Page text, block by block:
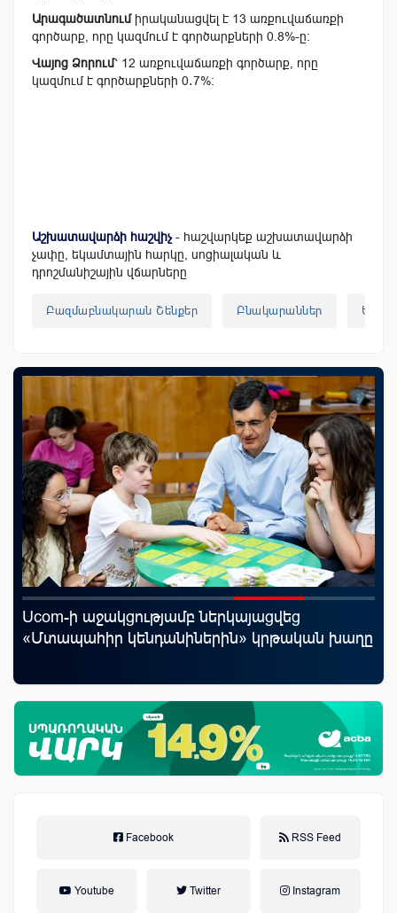
Արագածատնումիրականացվել է 13 առքուվաճառքի
գործարք, որը կազմում է գործարքների 0.8%-ը:
Վայոց Ձորում՝ 12 առքուվաճառքի գործարք, որը
կազմում է գործարքների 0․7%:
Աշխատավարձի հաշվիչ - հաշվարկեք աշխատավարձի
չափը, եկամտային հարկը, սոցիալական և
դրոշմանիշային վճարները
Բազմաբնակարան Շենքեր Բնակարաններ
Ucom-ի աջակցությամբ ներկայացվեց
«Մտապահիր կենդանիներին» կրթական խաղը
Facebook RSS Feed
Youtube Twitter Instagram